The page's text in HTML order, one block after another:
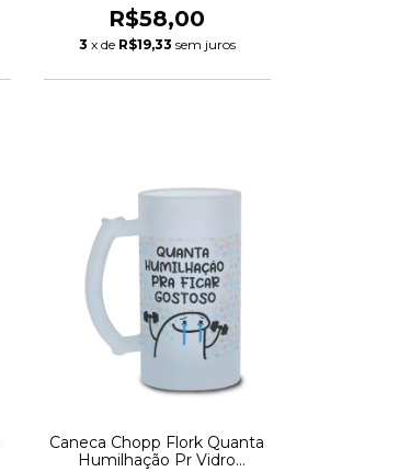
R$58,00
3 x de R$19,33 sem juros
Caneca Chopp Flork Quanta
Humilhação Pr Vidro